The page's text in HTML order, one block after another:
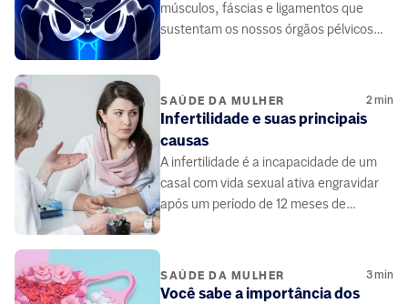
músculos, fáscias e ligamentos que
sustentam os nossos órgãos pélvicos
SAÚDE DA MULHER 2min
Infertilidade e suas principais
causas
A infertilidade é a incapacidade de um
casal com vida sexual ativa engravidar
após um período de 12 meses de
SAÚDE DA MULHER 3min
Você sabe a importância dos